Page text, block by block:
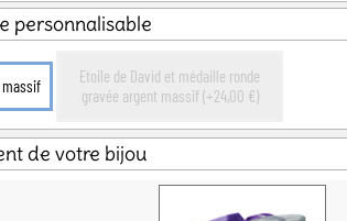
personnalisable
massif
Etoile de David et médaille ronde
gravée argent massif (+24,00 €)
de votre bijou